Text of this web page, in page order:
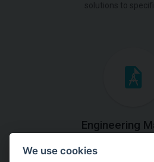
solutions to
Engineering
Step by steps
We use cookies